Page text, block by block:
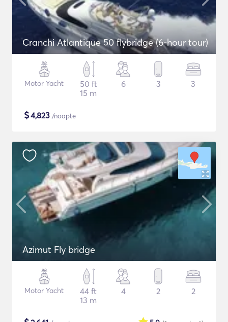
Cranchi Atlantique 50 flybridge (6-hour tour)
Motor Yacht
50 ft
15 m
6 3 3
$4,823 /noapte
Azimut Fly bridge
Motor Yacht
44 ft
13 m
4 2 2